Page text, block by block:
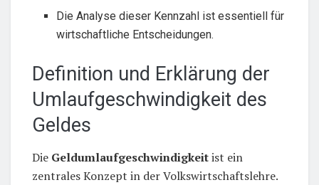
Die Analyse dieser Kennzahl ist essentiell für
wirtschaftliche Entscheidungen.
Definition und Erklärung der
Umlaufgeschwindigkeit des
Geldes
Die Geldumlaufgeschwindigkeitist ein
zentrales Konzept in der Volkswirtschaftslehre.